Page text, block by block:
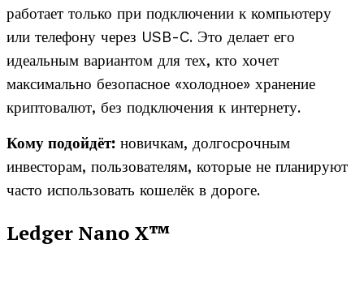
работает только при подключении к компьютеру
или телефону через USB-C. Это делает его
идеальным вариантом для тех, кто хочет
максимально безопасное «холодное» хранение
криптовалют, без подключения к интернету.
Кому подойдёт: новичкам, долгосрочным
инвесторам, пользователям, которые не планируют
часто использовать кошелёк в дороге.
Ledger Nano X™